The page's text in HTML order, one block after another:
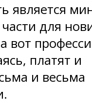
является
для
вот
платят и
и весьма